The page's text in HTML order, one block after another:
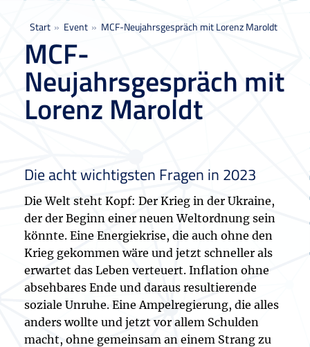
Sie befinden sich hier:
Start Event MCF-Neujahrsgespräch mit Lorenz Maroldt
MCF-
Neujahrsgespräch mit
Lorenz Maroldt
Die acht wichtigsten Fragen in 2023
Die Welt steht Kopf: Der Krieg in der Ukraine,
der der Beginn einer neuen Weltordnung sein
könnte. Eine Energiekrise, die auch ohne den
Krieg gekommen wäre und jetzt schneller als
erwartet das Leben verteuert. Inflation ohne
absehbares Ende und daraus resultierende
soziale Unruhe. Eine Ampelregierung, die alles
anders wollte und jetzt vor allem Schulden
macht, ohne gemeinsam an einem Strang zu